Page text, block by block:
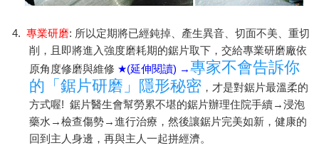
4. 專業研磨: 所以定期將已經鈍掉、產生異音、切面不美、重切
削，且即將進入強度磨耗期的鋸片取下，交給專業研磨廠依
原角度修磨與維修 ★(延伸閱讀) →專家不會告訴你
的「鋸片研磨」隱形秘密，才是對鋸片最溫柔的
方式喔! 鋸片醫生會幫勞累不堪的鋸片辦理住院手續→浸泡
藥水→檢查傷勢→進行治療，然後讓鋸片完美如新，健康的
回到主人身邊，再與主人一起拼經濟。